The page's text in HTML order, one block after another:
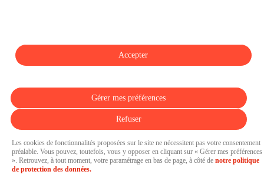
Pressroom propulsée par
Les cookies de fonctionnalités proposées sur le site ne nécessitent pas votre consentement
préalable. Vous pouvez, toutefois, vous y opposer en cliquant sur « Gérer mes préférences
». Retrouvez, à tout moment, votre paramétrage en bas de page, à côté de notre politique
de protection des données.
Refuser
Gérer mes préférences
Accepter